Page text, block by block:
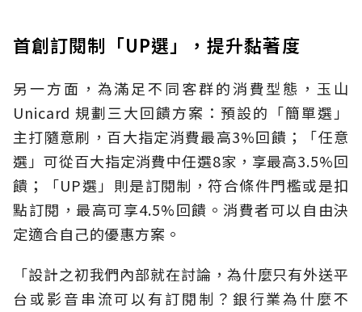
首創訂閱制「UP選」，提升黏著度
另一方面，為滿足不同客群的消費型態，玉山
Unicard 規劃三大回饋方案：預設的「簡單選」
主打隨意刷，百大指定消費最高3%回饋；「任意
選」可從百大指定消費中任選8家，享最高3.5%回
饋；「UP選」則是訂閱制，符合條件門檻或是扣
點訂閱，最高可享4.5%回饋。消費者可以自由決
定適合自己的優惠方案。
「設計之初我們內部就在討論，為什麼只有外送平
台或影音串流可以有訂閱制？銀行業為什麼不